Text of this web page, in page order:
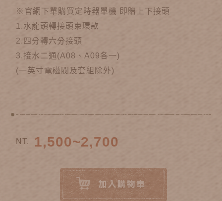
※官網下單購買定時器單機 即贈上下接頭
1.水龍頭轉接頭束環款
2.四分轉六分接頭
3.接水二通(A08、A09各一)
(一英寸電磁閥及套組除外)
NT. 1,500~2,700